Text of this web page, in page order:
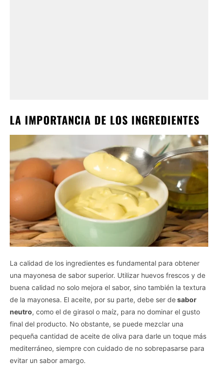
LA IMPORTANCIA DE LOS INGREDIENTES
La calidad de los ingredientes es fundamental para obtener
una mayonesa de sabor superior. Utilizar huevos frescos y de
buena calidad no solo mejora el sabor, sino también la textura
de la mayonesa. El aceite, por su parte, debe ser desabor
neutro, como el de girasol o maíz, para no dominar el gusto
final del producto. No obstante, se puede mezclar una
pequeña cantidad de aceite de oliva para darle un toque más
mediterráneo, siempre con cuidado de no sobrepasarse para
evitar un sabor amargo.